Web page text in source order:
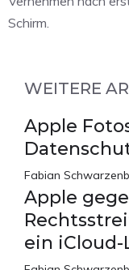
Schirm.
WEITERE
Apple
Fabian
Apple
ein iCloud-